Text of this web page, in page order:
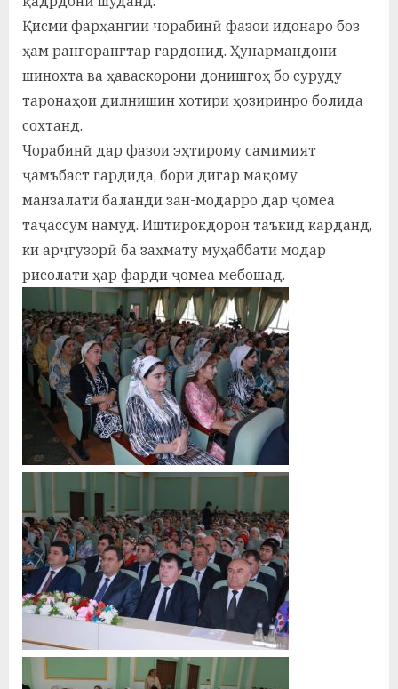
Қисми фарҳангии чорабинӣ фазои идонаро боз
ҳам рангорангтар гардонид. Ҳунармандони
шинохта ва ҳаваскорони донишгоҳ бо суруду
таронаҳои дилнишин хотири ҳозиринро болида
сохтанд.
Чорабинӣ дар фазои эҳтирому самимият
ҷамъбаст гардида, бори дигар мақому
манзалати баланди зан-модарро дар ҷомеа
таҷассум намуд. Иштирокдорон таъкид карданд,
ки арҷгузорӣ ба заҳмату муҳаббати модар
рисолати ҳар фарди ҷомеа мебошад.